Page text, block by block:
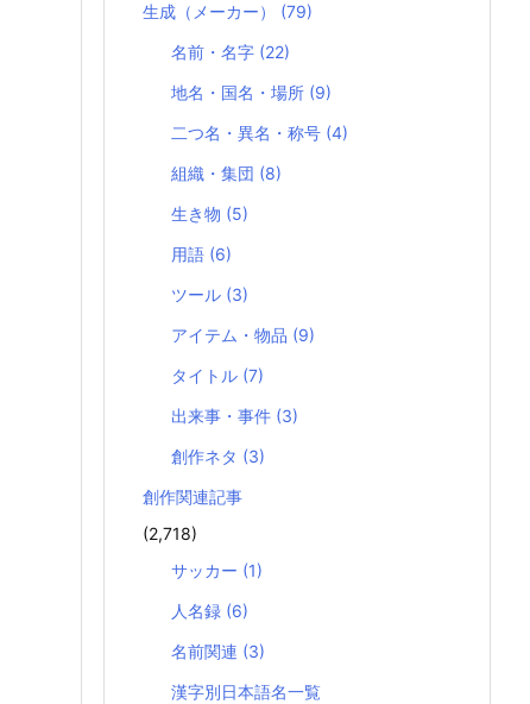
生成（メーカー） (79)
名前・名字 (22)
地名・国名・場所 (9)
二つ名・異名・称号 (4)
組織・集団 (8)
生き物 (5)
用語 (6)
ツール (3)
アイテム・物品 (9)
タイトル (7)
出来事・事件 (3)
創作ネタ (3)
創作関連記事
(2,718)
サッカー (1)
人名録 (6)
名前関連 (3)
漢字別日本語名一覧